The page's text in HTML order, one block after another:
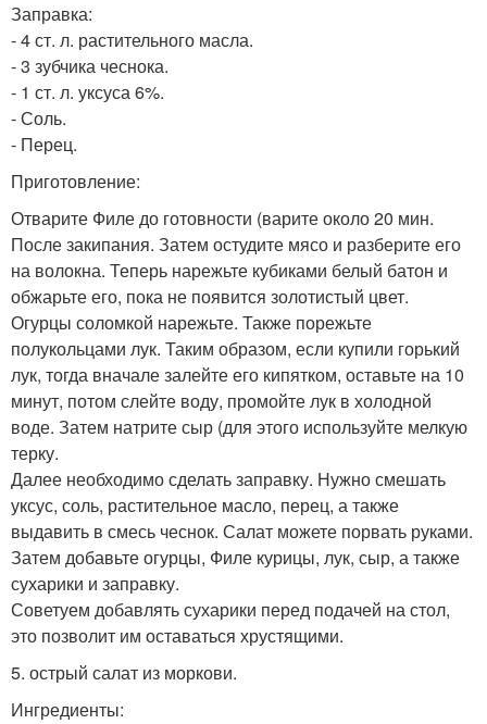
Заправка:
- 4 ст. л. растительного масла.
- 3 зубчика чеснока.
- 1 ст. л. уксуса 6%.
- Соль.
- Перец.
Приготовление:
Отварите Филе до готовности (варите около 20 мин.
После закипания. Затем остудите мясо и разберите его
на волокна. Теперь нарежьте кубиками белый батон и
обжарьте его, пока не появится золотистый цвет.
Огурцы соломкой нарежьте. Также порежьте
полукольцами лук. Таким образом, если купили горький
лук, тогда вначале залейте его кипятком, оставьте на 10
минут, потом слейте воду, промойте лук в холодной
воде. Затем натрите сыр (для этого используйте мелкую
терку.
Далее необходимо сделать заправку. Нужно смешать
уксус, соль, растительное масло, перец, а также
выдавить в смесь чеснок. Салат можете порвать руками.
Затем добавьте огурцы, Филе курицы, лук, сыр, а также
сухарики и заправку.
Советуем добавлять сухарики перед подачей на стол,
это позволит им оставаться хрустящими.
5. острый салат из моркови.
Ингредиенты: